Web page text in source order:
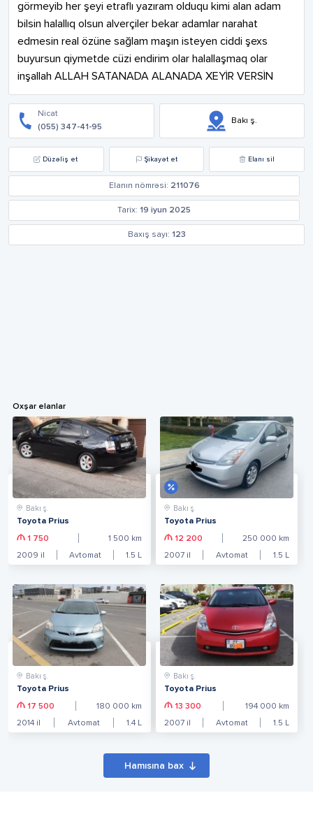
görmeyib her şeyi etraflı yazıram olduqu kimi alan adam
bilsin halallıq olsun alverçiler bekar adamlar narahat
edmesin real özüne sağlam maşın isteyen ciddi şexs
buyursun qiymetde cüzi endirim olar halallaşmaq olar
inşallah ALLAH SATANADA ALANADA XEYİR VERSİN
Nicat
(055) 347-41-95
Bakı ş.
Düzəliş et Şikayət et Elanı sil
Elanın nömrəsi: 211076
Tarix: 19 iyun 2025
Baxış sayı: 123
Oxşar elanlar
Bakı ş.
Toyota Prius
1 750 1 500 km
2009 il Avtomat 1.5 L
Bakı ş.
Toyota Prius
12 200 250 000 km
2007il Avtomat 1.5 L
Bakı ş.
Toyota Prius
17 500 180 000 km
2014 il Avtomat 1.4 L
Bakı ş.
Toyota Prius
13 300 194 000 km
2007il Avtomat 1.5 L
Hamısına bax